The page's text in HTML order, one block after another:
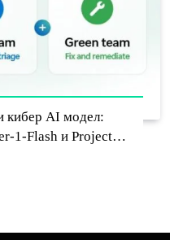
кибер AI модел:
1-Flash и Project